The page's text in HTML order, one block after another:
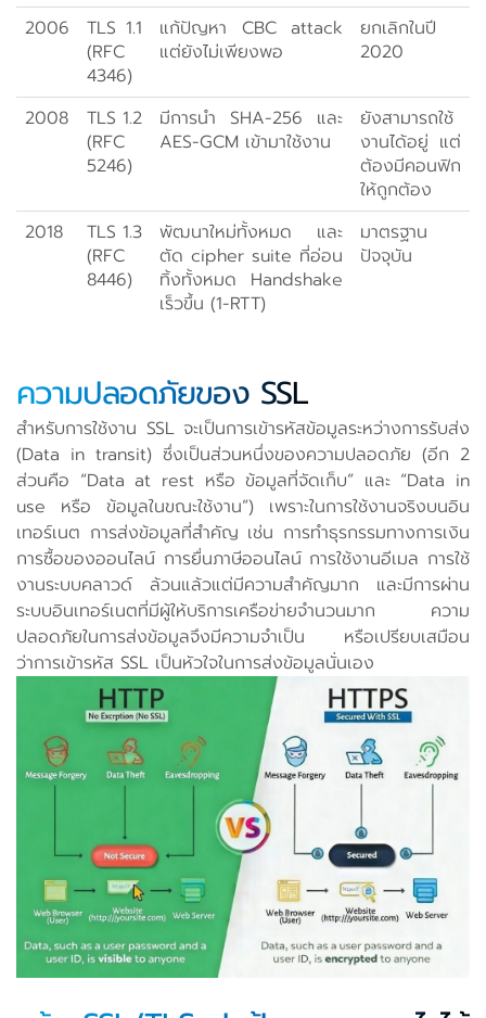
2006
TLS 1.1
(RFC
4346)
แก้ปัญหา CBC attack
แต่ยังไม่เพียงพอ
ยกเลิกในปี
2020
2008
TLS 1.2
(RFC
5246)
มีการนำ SHA-256 และ
AES-GCM เข้ามาใช้งาน
ยังสามารถใช้
งานได้อยู่ แต่
ต้องมีคอนฟิก
ให้ถูกต้อง
2018
TLS 1.3
(RFC
8446)
พัฒนาใหม่ทั้งหมด และ
ตัด cipher suite ที่อ่อน
ทิ้งทั้งหมด Handshake
เร็วขึ้น (1-RTT)
มาตรฐาน
ปัจจุบัน
ความปลอดภัยของ SSL
สำหรับการใช้งาน SSL จะเป็นการเข้ารหัสข้อมูลระหว่างการรับส่ง
(Data in transit) ซึ่งเป็นส่วนหนึ่งของความปลอดภัย (อีก 2
ส่วนคือ “Data at rest หรือ ข้อมูลที่จัดเก็บ” และ “Data in
use หรือ ข้อมูลในขณะใช้งาน”) เพราะในการใช้งานจริงบนอิน
เทอร์เนต การส่งข้อมูลที่สำคัญ เช่น การทำธุรกรรมทางการเงิน
การซื้อของออนไลน์ การยื่นภาษีออนไลน์ การใช้งานอีเมล การใช้
งานระบบคลาวด์ ล้วนแล้วแต่มีความสำคัญมาก และมีการผ่าน
ระบบอินเทอร์เนตที่มีผู้ให้บริการเครือข่ายจำนวนมาก ความ
ปลอดภัยในการส่งข้อมูลจึงมีความจำเป็น หรือเปรียบเสมือน
ว่าการเข้ารหัส SSL เป็นหัวใจในการส่งข้อมูลนั่นเอง